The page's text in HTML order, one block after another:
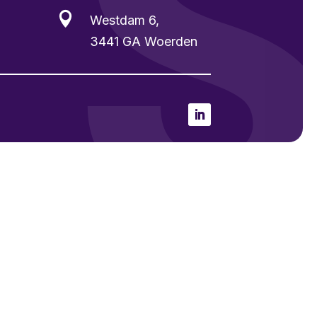

Westdam 6,
3441 GA Woerden